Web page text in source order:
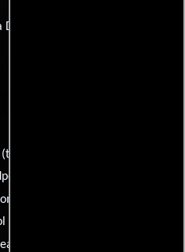
Deadpool fué producida en
búlgaro):
title):